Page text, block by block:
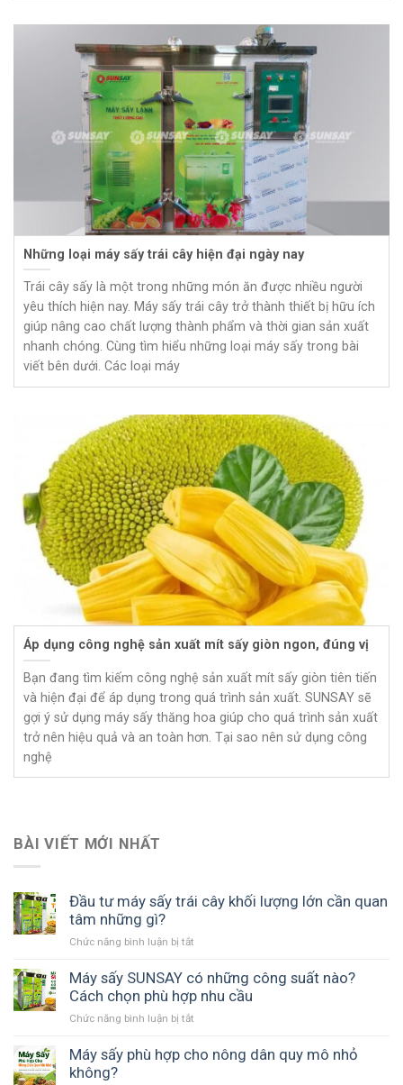
BÀI VIẾT MỚI NHẤT
Đầu tư máy sấy trái cây khối lượng lớn cần quan
tâm những gì?
Chức năng bình luận bị tắt
tư
máy
khối
Máy sấy SUNSAY có những công suất nào?
Cách chọn phù hợp nhu cầu
Chức năng bình luận bị tắt
sấy
Máy sấy phù hợp cho nông dân quy mô nhỏ
không?
Những loại máy sấy trái cây hiện đại ngày nay
Trái cây sấy là một trong những món ăn được nhiều người
yêu thích hiện nay. Máy sấy trái cây trở thành thiết bị hữu ích
giúp nâng cao chất lượng thành phẩm và thời gian sản xuất
nhanh chóng. Cùng tìm hiểu những loại máy sấy trong bài
viết bên dưới. Các loại máy
Áp dụng công nghệ sản xuất mít sấy giòn ngon, đúng vị
Bạn đang tìm kiếm công nghệ sản xuất mít sấy giòn tiên tiến
và hiện đại để áp dụng trong quá trình sản xuất. SUNSAY sẽ
gợi ý sử dụng máy sấy thăng hoa giúp cho quá trình sản xuất
trở nên hiệu quả và an toàn hơn. Tại sao nên sử dụng công
nghệ